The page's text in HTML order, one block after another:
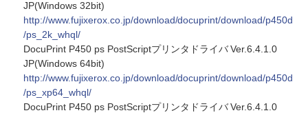
JP(Windows 32bit)
http://www.fujixerox.co.jp/download/docuprint/download/p450d
/ps_2k_whql/
DocuPrint P450 ps PostScriptプリンタドライバ Ver.6.4.1.0
JP(Windows 64bit)
http://www.fujixerox.co.jp/download/docuprint/download/p450d
/ps_xp64_whql/
DocuPrint P450 ps PostScriptプリンタドライバ Ver.6.4.1.0